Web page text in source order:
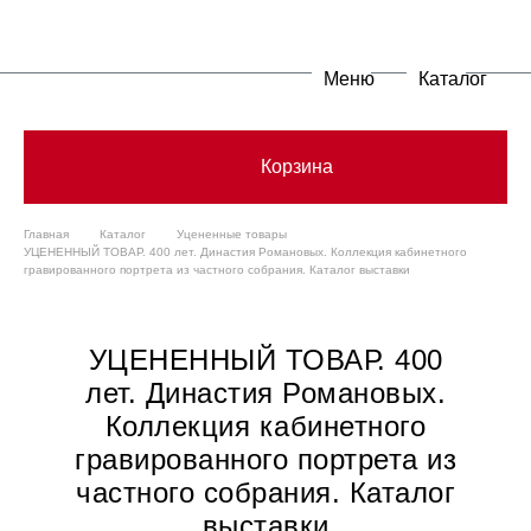
Меню Каталог
Корзина
Главная Каталог
Уцененные товары
УЦЕНЕННЫЙ ТОВАР. 400 лет. Династия Романовых. Коллекция кабинетного
гравированного портрета из частного собрания. Каталог выставки
УЦЕНЕННЫЙ ТОВАР. 400
лет. Династия Романовых.
Коллекция кабинетного
гравированного портрета из
частного собрания. Каталог